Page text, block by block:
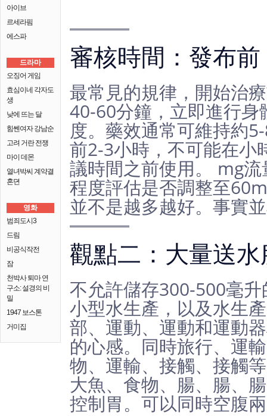
아이브
르세라핌
에스파
드라마
오징어 게임
효심이네 각자도
생
낮에 뜨는 달
힘쎈여자 강남순
고려 거란 전쟁
마이 데몬
열녀박씨 계약결
혼뎐
영화
범죄도시3
드림
비공식작전
잠
천박사 퇴마 연
구소: 설경의 비
밀
1947 보스톤
거미집
審核時間：發布
最常見的規律，開始治
40-60分鐘，立即進行
度。藥效通常可維持約
前2-3小時，不可能在小
議時間之前使用。 mg
程度評估是否調整至
並不是越多越好。事實
觀點二：大量送水
不允許儲存300-500毫
小型水生產，以及水生
部、運動、運動和運動
的心感。同時旅行、運
物、運輸、接觸、接觸
大魚、食物、腸、腸、
控制胃。可以同時空腹